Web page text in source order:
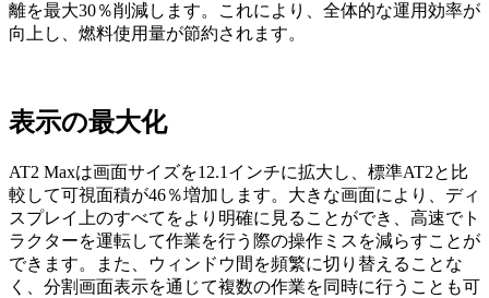
離を最大30％削減します。これにより、全体的な運用効率が
向上し、燃料使用量が節約されます。
表示の最大化
AT2 Maxは画面サイズを12.1インチに拡大し、標準AT2と比
較して可視面積が46％増加します。大きな画面により、ディ
スプレイ上のすべてをより明確に見ることができ、高速でト
ラクターを運転して作業を行う際の操作ミスを減らすことが
できます。また、ウィンドウ間を頻繁に切り替えることな
く、分割画面表示を通じて複数の作業を同時に行うことも可